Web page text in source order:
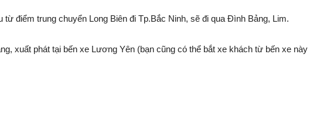
từ điểm trung chuyển Long Biên đi Tp.Bắc Ninh, sẽ đi qua Đình Bảng, Lim.
xuất phát tại bến xe Lương Yên (bạn cũng có thể bắt xe khách từ bến xe này